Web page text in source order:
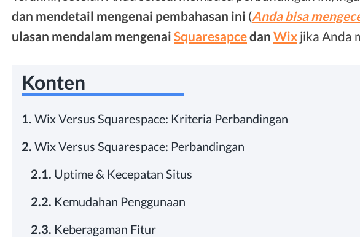
dan mendetail mengenai pembahasan ini (Anda bisa
ulasan mendalam mengenai Squaresapcedan Wix jika Anda
Konten
1. Wix Versus Squarespace: Kriteria Perbandingan
2. Wix Versus Squarespace: Perbandingan
2.1. Uptime & Kecepatan Situs
2.2. Kemudahan Penggunaan
2.3. Keberagaman Fitur